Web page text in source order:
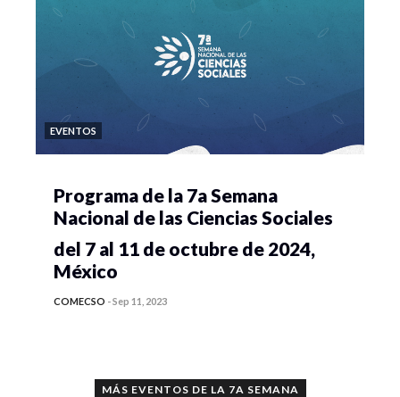
EVENTOS
Programa de la 7a Semana
Nacional de las Ciencias Sociales
del 7 al 11 de octubre de 2024,
México
COMECSO -Sep 11, 2023
MÁS EVENTOS DE LA 7A SEMANA